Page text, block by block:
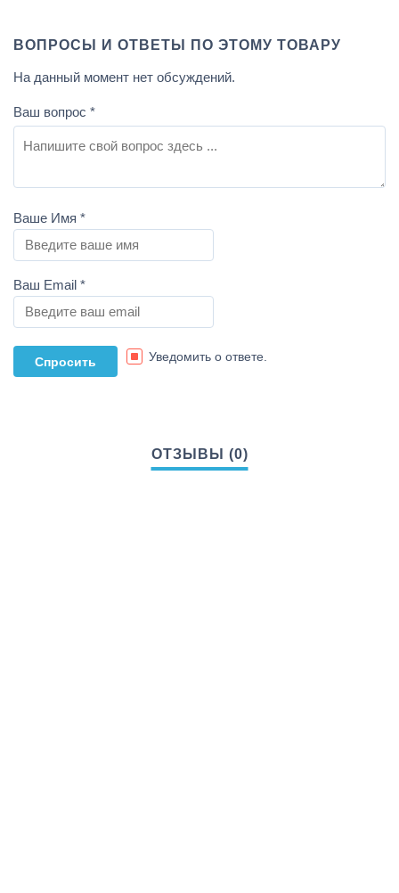
ВОПРОСЫ И ОТВЕТЫ ПО ЭТОМУ ТОВАРУ
На данный момент нет обсуждений.
Ваш вопрос *
Ваше Имя *
Ваш Email *
Уведомить о ответе.